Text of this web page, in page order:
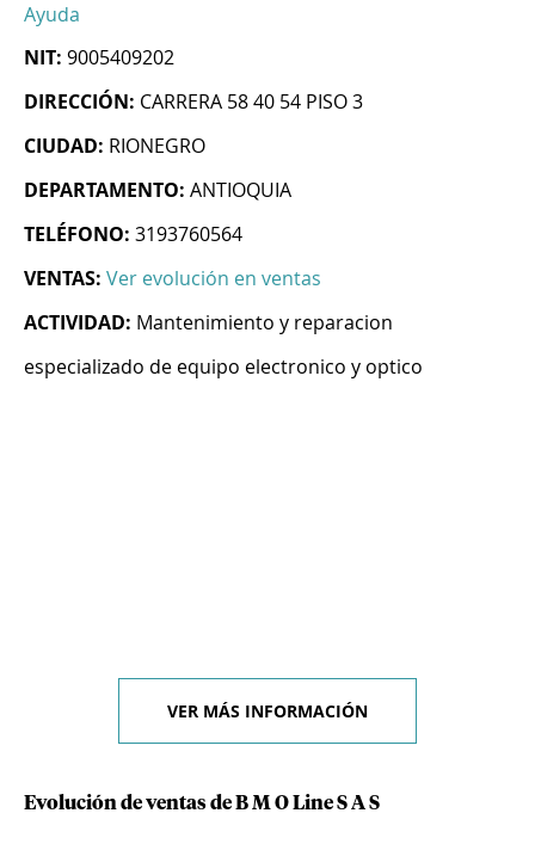
Ayuda
NIT: 9005409202
DIRECCIÓN: CARRERA 58 40 54 PISO 3
CIUDAD: RIONEGRO
DEPARTAMENTO: ANTIOQUIA
TELÉFONO: 3193760564
VENTAS: Ver evolución en ventas
ACTIVIDAD: Mantenimiento y reparacion
especializado de equipo electronico y optico
VER MÁS INFORMACIÓN
Evolución de ventas de B M O Line S A S